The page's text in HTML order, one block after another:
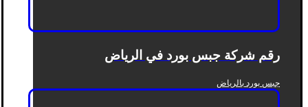
رقم شركة جبس بورد في الرياض
جبس بورد بالرياض